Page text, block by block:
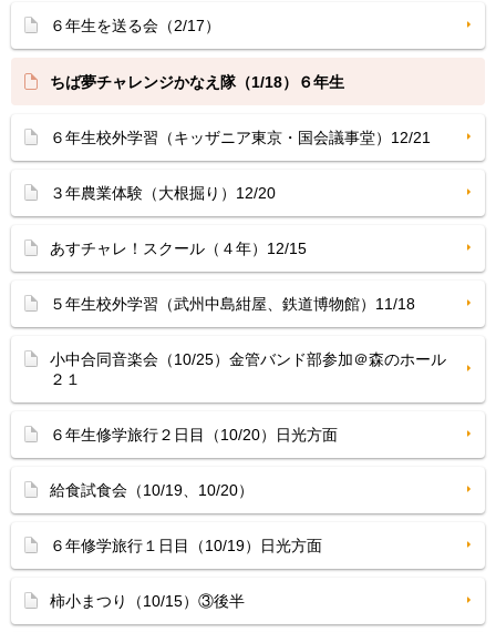
６年生を送る会（2/17）
ちば夢チャレンジかなえ隊（1/18）６年生
６年生校外学習（キッザニア東京・国会議事堂）12/21
３年農業体験（大根掘り）12/20
あすチャレ！スクール（４年）12/15
５年生校外学習（武州中島紺屋、鉄道博物館）11/18
小中合同音楽会（10/25）金管バンド部参加＠森のホール
２１
６年生修学旅行２日目（10/20）日光方面
給食試食会（10/19、10/20）
６年修学旅行１日目（10/19）日光方面
柿小まつり（10/15）③後半